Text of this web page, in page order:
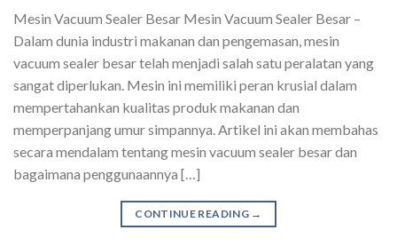
Mesin Vacuum Sealer Besar Mesin Vacuum Sealer Besar –
Dalam dunia industri makanan dan pengemasan, mesin
vacuum sealer besar telah menjadi salah satu peralatan yang
sangat diperlukan. Mesin ini memiliki peran krusial dalam
mempertahankan kualitas produk makanan dan
memperpanjang umur simpannya. Artikel ini akan membahas
secara mendalam tentang mesin vacuum sealer besar dan
bagaimana penggunaannya […]
CONTINUE READING →